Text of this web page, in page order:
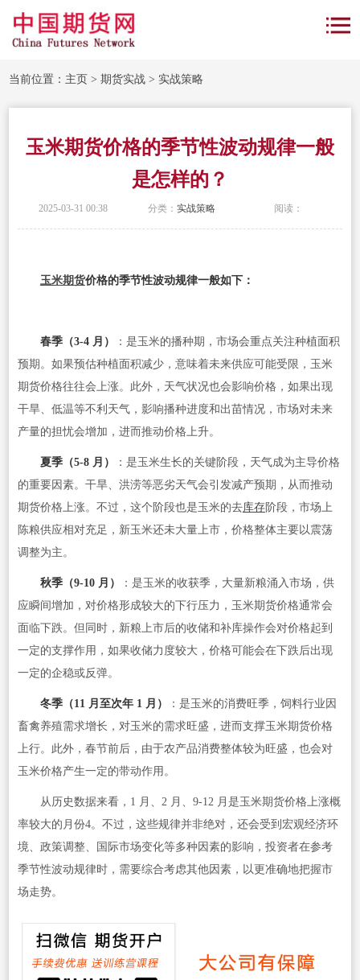
当前位置： 主页 >期货实战 > 实战策略
玉米期货价格的季节性波动规律一般
是怎样的？
2025-03-31 00:38 分类： 实战策略 阅读：
玉米期货价格的季节性波动规律一般如下：
春季（3-4 月）
：是玉米的播种期，市场会重点关注种植面积
预期。如果预估种植面积减少，意味着未来供应可能受限，玉米
期货价格往往会上涨。此外，天气状况也会影响价格，如果出现
干旱、低温等不利天气，影响播种进度和出苗情况，市场对未来
产量的担忧会增加，进而推动价格上升。
夏季（5-8 月）
：是玉米生长的关键阶段，天气成为主导价格
的重要因素。干旱、洪涝等恶劣天气会引发减产预期，从而推动
期货价格上涨。不过，这个阶段也是玉米的去库存阶段，市场上
陈粮供应相对充足，新玉米还未大量上市，价格整体主要以震荡
调整为主。
秋季（9-10 月）
：是玉米的收获季，大量新粮涌入市场，供
应瞬间增加，对价格形成较大的下行压力，玉米期货价格通常会
面临下跌。但同时，新粮上市后的收储和补库操作会对价格起到
一定的支撑作用，如果收储力度较大，价格可能会在下跌后出现
一定的企稳或反弹。
冬季（11 月至次年 1 月）
：是玉米的消费旺季，饲料行业因
畜禽养殖需求增长，对玉米的需求旺盛，进而支撑玉米期货价格
上行。此外，春节前后，由于农产品消费整体较为旺盛，也会对
玉米价格产生一定的带动作用。
从历史数据来看，1 月、2 月、9-12 月是玉米期货价格上涨概
率较大的月份4。不过，这些规律并非绝对，还会受到宏观经济环
境、政策调整、国际市场变化等多种因素的影响，投资者在参考
季节性波动规律时，需要综合考虑其他因素，以更准确地把握市
场走势。